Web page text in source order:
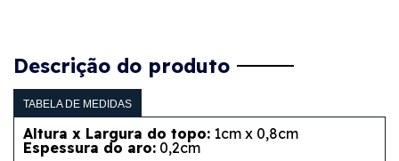
Descrição do produto
TABELA DE MEDIDAS
Altura x Largura do topo: 1cm x 0,8cm
Espessura do aro: 0,2cm